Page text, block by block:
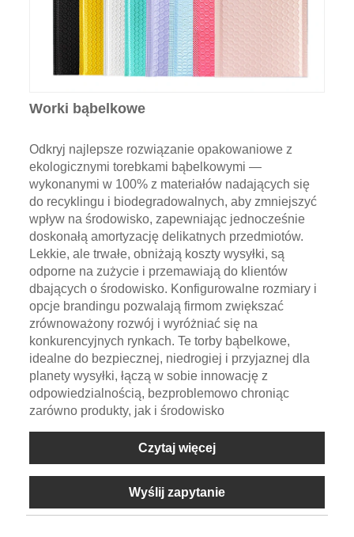
Worki bąbelkowe
Odkryj najlepsze rozwiązanie opakowaniowe z
ekologicznymi torebkami bąbelkowymi —
wykonanymi w 100% z materiałów nadających się
do recyklingu i biodegradowalnych, aby zmniejszyć
wpływ na środowisko, zapewniając jednocześnie
doskonałą amortyzację delikatnych przedmiotów.
Lekkie, ale trwałe, obniżają koszty wysyłki, są
odporne na zużycie i przemawiają do klientów
dbających o środowisko. Konfigurowalne rozmiary i
opcje brandingu pozwalają firmom zwiększać
zrównoważony rozwój i wyróżniać się na
konkurencyjnych rynkach. Te torby bąbelkowe,
idealne do bezpiecznej, niedrogiej i przyjaznej dla
planety wysyłki, łączą w sobie innowację z
odpowiedzialnością, bezproblemowo chroniąc
zarówno produkty, jak i środowisko
Czytaj więcej
Wyślij zapytanie